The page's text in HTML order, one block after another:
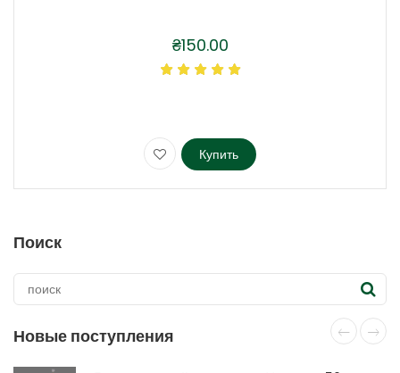
₴150.00
Купить
несколько
вариаций.
Опции
можно
выбрать
на
странице
товара.
Поиск
Новые поступления